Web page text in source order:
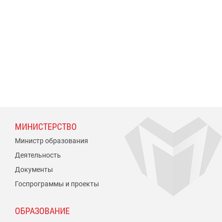
МИНИСТЕРСТВО
Министр образования
Деятельность
Документы
Госпрограммы и проекты
ОБРАЗОВАНИЕ